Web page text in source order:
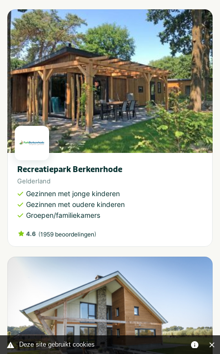
Deze site gebruikt cookies
Recreatiepark Berkenrhode
Gelderland
Gezinnen met jonge kinderen
Gezinnen met oudere kinderen
Groepen/familiekamers
4.6 (1959 beoordelingen)